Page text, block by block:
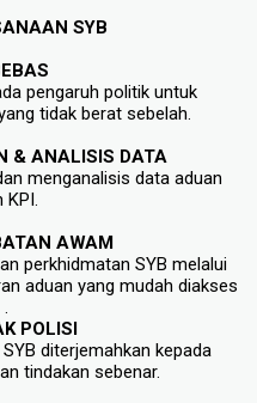
SYB
pengaruh politik untuk
tidak berat sebelah.
& ANALISIS DATA
menganalisis data aduan
KPI.
AWAM
perkhidmatan SYB melalui
aduan yang mudah diakses
.
POLISI
diterjemahkan kepada
tindakan sebenar.